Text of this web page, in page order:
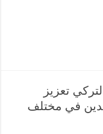
تعزيز
في مختلف